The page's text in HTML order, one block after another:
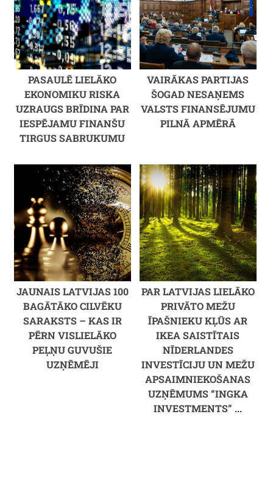
PASAULĒ LIELĀKO
EKONOMIKU RISKA
UZRAUGS BRĪDINA PAR
IESPĒJAMU FINANŠU
TIRGUS SABRUKUMU
VAIRĀKAS PARTIJAS
ŠOGAD NESAŅEMS
VALSTS FINANSĒJUMU
PILNĀ APMĒRĀ
JAUNAIS LATVIJAS 100
BAGĀTĀKO CILVĒKU
SARAKSTS – KAS IR
PĒRN VISLIELĀKO
PEĻŅU GUVUŠIE
UZŅĒMĒJI
PAR LATVIJAS LIELĀKO
PRIVĀTO MEŽU
ĪPAŠNIEKU KĻŪS AR
IKEA SAISTĪTAIS
NĪDERLANDES
INVESTĪCIJU UN MEŽU
APSAIMNIEKOŠANAS
UZŅĒMUMS “INGKA
INVESTMENTS” ...